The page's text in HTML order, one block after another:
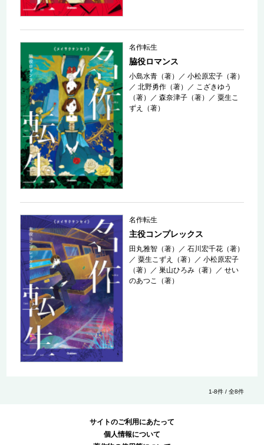
名作転生
脇役ロマンス
小島水青（著） ／小松原宏子（著）
／北野勇作（著） ／ こざきゆう
（著）
／森奈津子（著） ／粟生こ
ずえ（著）
名作転生
主役コンプレックス
田丸雅智（著） ／石川宏千花（著）
／粟生こずえ（著） ／小松原宏子
（著）
／巣山ひろみ（著） ／せい
のあつこ（著）
1-8件 / 全8件
サイトのご利用にあたって
個人情報について